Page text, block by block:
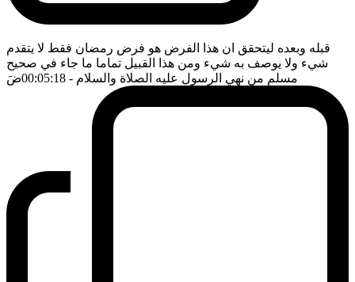
قبله وبعده ليتحقق ان هذا الفرض هو فرض رمضان فقط لا يتقدم
شيء ولا يوصف به شيء ومن هذا القبيل تماما ما جاء في صحيح
مسلم من نهي الرسول عليه الصلاة والسلام - 00:05:18 ضَ